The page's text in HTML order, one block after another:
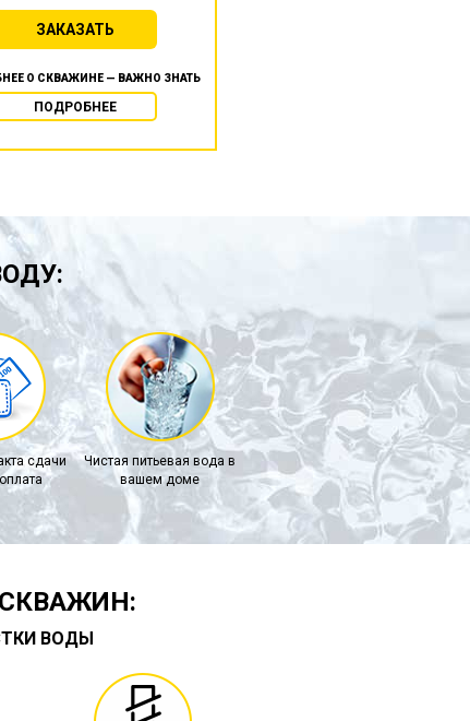
ЗАКАЗАТЬ
О СКВАЖИНЕ — ВАЖНО ЗНАТЬ
ПОДРОБНЕЕ
сдачи
Чистая питьевая вода в
вашем доме
ВОДЫ